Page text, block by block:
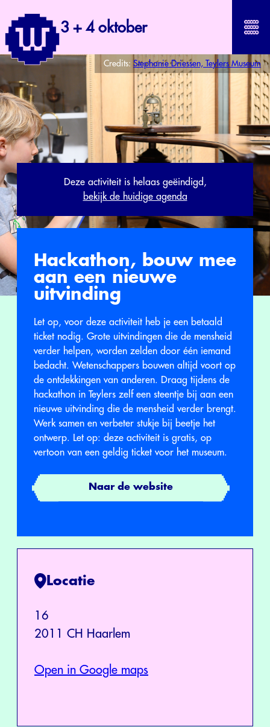
3 + 4 oktober
Credits: Stephanie Driessen, Teylers Museum
Deze activiteit is helaas geëindigd,
bekijk de huidige agenda
Hackathon, bouw mee
aan een nieuwe
uitvinding
Let op, voor deze activiteit heb je een betaald
ticket nodig. Grote uitvindingen die de mensheid
verder helpen, worden zelden door één iemand
bedacht. Wetenschappers bouwen altijd voort op
de ontdekkingen van anderen. Draag tijdens de
hackathon in Teylers zelf een steentje bij aan een
nieuwe uitvinding die de mensheid verder brengt.
Werk samen en verbeter stukje bij beetje het
ontwerp. Let op: deze activiteit is gratis, op
vertoon van een geldig ticket voor het museum.
Naar de website
Locatie
16
2011 CH Haarlem
Open in Google maps